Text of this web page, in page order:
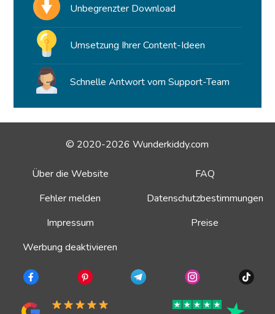
Unbegrenzter Download
Umsetzung Ihrer Content-Ideen
Schnelle Antwort vom Support-Team
© 2020-2026 Wunderkiddy.com
Über die Website
FAQ
Fehler melden
Datenschutzbestimmungen
Impressum
Preise
Werbung deaktivieren